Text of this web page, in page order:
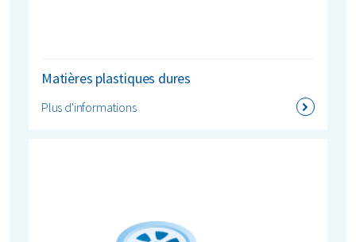
Matières plastiques dures
Plus d'informations